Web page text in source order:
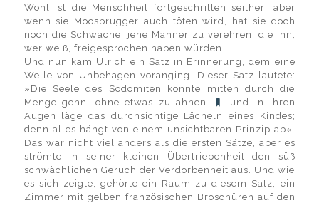
Wohl ist die Menschheit fortgeschritten seither; aber
wenn sie Moosbrugger auch töten wird, hat sie doch
noch die Schwäche, jene Männer zu verehren, die ihn,
wer weiß, freigesprochen haben würden.
Und nun kam Ulrich ein Satz in Erinnerung, dem eine
Welle von Unbehagen voranging. Dieser Satz lautete:
»Die Seele des Sodomiten könnte mitten durch die
Menge gehn, ohne etwas zu ahnen
und in ihren
Augen läge das durchsichtige Lächeln eines Kindes;
denn alles hängt von einem unsichtbaren Prinzip ab«.
Das war nicht viel anders als die ersten Sätze, aber es
strömte in seiner kleinen Übertriebenheit den süß
schwächlichen Geruch der Verdorbenheit aus. Und wie
es sich zeigte, gehörte ein Raum zu diesem Satz, ein
Zimmer mit gelben französischen Broschüren auf den